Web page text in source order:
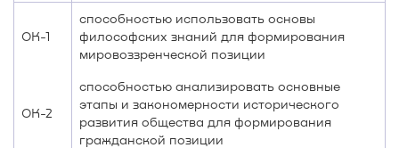
ОК-1
способностью использовать основы
философских знаний для формирования
мировоззренческой позиции
ОК-2
способностью анализировать основные
этапы и закономерности исторического
развития общества для формирования
гражданской позиции